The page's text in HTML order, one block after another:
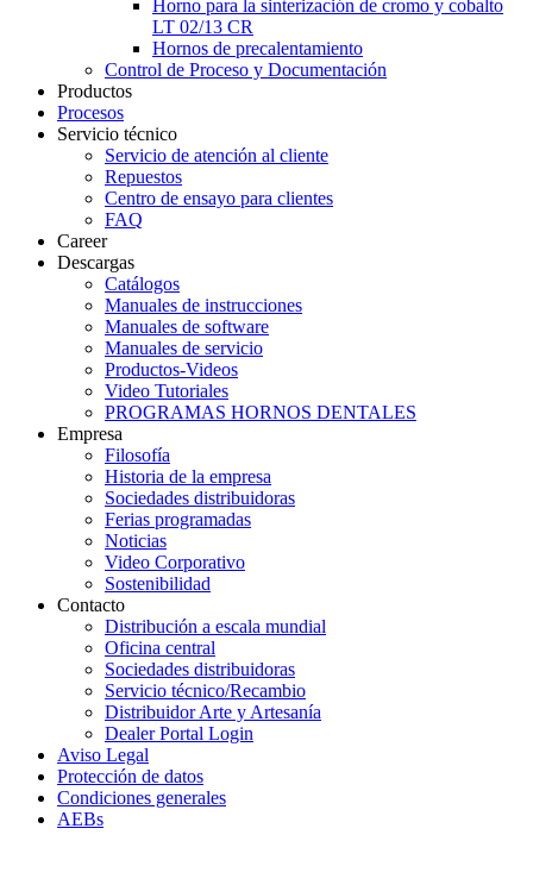
Horno para la sinterización de cromo y cobalto
LT 02/13 CR
Hornos de precalentamiento
Control de Proceso y Documentación
Productos
Procesos
Servicio técnico
Servicio de atención al cliente
Repuestos
Centro de ensayo para clientes
FAQ
Career
Descargas
Catálogos
Manuales de instrucciones
Manuales de software
Manuales de servicio
Productos-Videos
Video Tutoriales
PROGRAMAS HORNOS DENTALES
Empresa
Filosofía
Historia de la empresa
Sociedades distribuidoras
Ferias programadas
Noticias
Video Corporativo
Sostenibilidad
Contacto
Distribución a escala mundial
Oficina central
Sociedades distribuidoras
Servicio técnico/Recambio
Distribuidor Arte y Artesanía
Dealer Portal Login
Aviso Legal
Protección de datos
Condiciones generales
AEBs